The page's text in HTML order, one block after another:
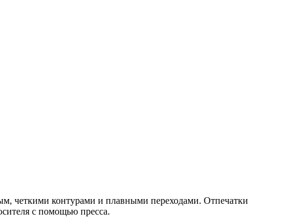
четкими контурами и плавными переходами. Отпечатки
с помощью пресса.